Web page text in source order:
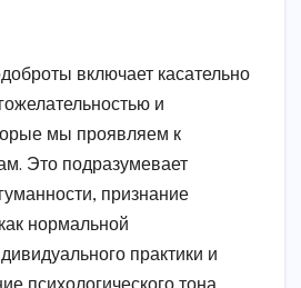
включает касательно
и
мы проявляем к
Это подразумевает
признание
нормальной
практики и